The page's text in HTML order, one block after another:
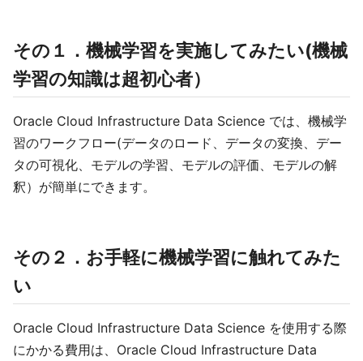
その１．機械学習を実施してみたい(機械
学習の知識は超初心者）
Oracle Cloud Infrastructure Data Science では、機械学
習のワークフロー(データのロード、データの変換、デー
タの可視化、モデルの学習、モデルの評価、モデルの解
釈）が簡単にできます。
その２．お手軽に機械学習に触れてみた
い
Oracle Cloud Infrastructure Data Science を使用する際
にかかる費用は、Oracle Cloud Infrastructure Data